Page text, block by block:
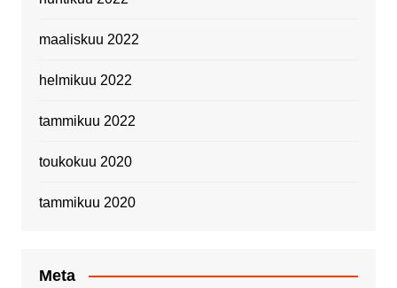
maaliskuu 2022
helmikuu 2022
tammikuu 2022
toukokuu 2020
tammikuu 2020
Meta